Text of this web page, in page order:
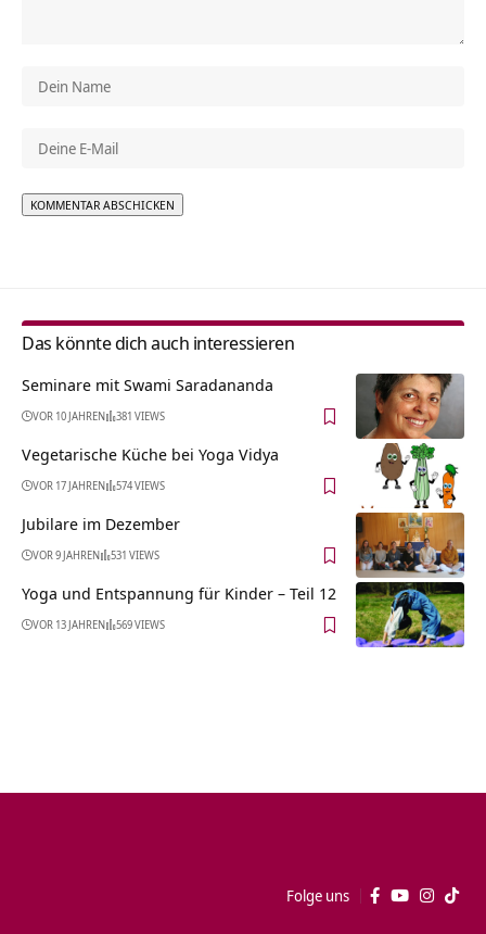
Das könnte dich auch interessieren
Seminare mit Swami Saradananda
VOR 10 JAHREN 381 VIEWS
Vegetarische Küche bei Yoga Vidya
VOR 17 JAHREN 574 VIEWS
Jubilare im Dezember
VOR 9 JAHREN 531 VIEWS
Yoga und Entspannung für Kinder – Teil 12
VOR 13 JAHREN 569 VIEWS
Folge uns